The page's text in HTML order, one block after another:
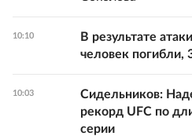
10:10
В результате
человек погибли,
10:03
Сидельников:
рекорд UFC по
серии